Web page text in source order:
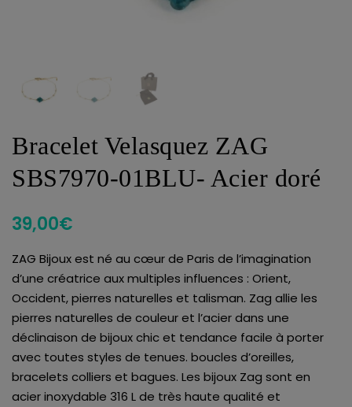
Bracelet Velasquez ZAG
SBS7970-01BLU- Acier doré
39,00€
ZAG Bijoux est né au cœur de Paris de l’imagination
d’une créatrice aux multiples influences : Orient,
Occident, pierres naturelles et talisman. Zag allie les
pierres naturelles de couleur et l’acier dans une
déclinaison de bijoux chic et tendance facile à porter
avec toutes styles de tenues. boucles d’oreilles,
bracelets colliers et bagues. Les bijoux Zag sont en
acier inoxydable 316 L de très haute qualité et